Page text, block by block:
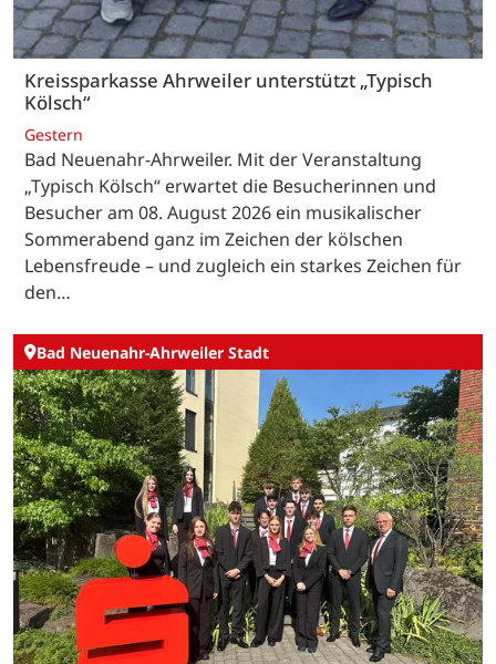
Kreissparkasse Ahrweiler unterstützt „Typisch
Kölsch“
Gestern
Bad Neuenahr-Ahrweiler. Mit der Veranstaltung
„Typisch Kölsch“ erwartet die Besucherinnen und
Besucher am 08. August 2026 ein musikalischer
Sommerabend ganz im Zeichen der kölschen
Lebensfreude – und zugleich ein starkes Zeichen für
den…
Bad Neuenahr-Ahrweiler Stadt